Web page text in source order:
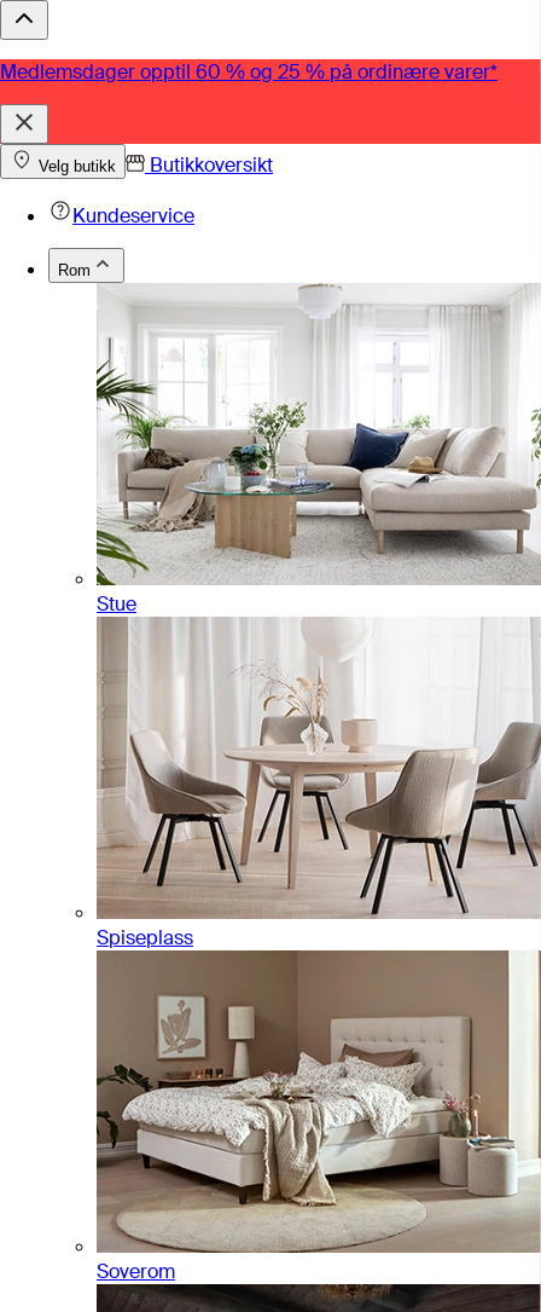
Medlemsdager opptil 60 % og 25 % på ordinære varer*
Velg butikk
Butikkoversikt
Kundeservice
Rom
Stue
Spiseplass
Soverom